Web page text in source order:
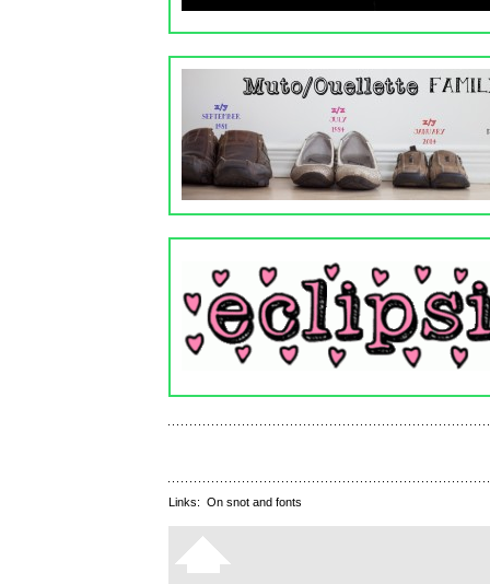
Links: On snot and fonts